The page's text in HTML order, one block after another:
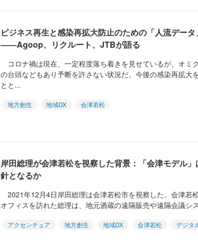
ビジネス再生と感染再拡大防止のための「人流データ
――Agoop、リクルート、JTBが語る
コロナ禍は現在、一定程度落ち着きを見せているが、オミ
の台頭などもあり予断を許さない状況だ。今後の感染再拡大
とと...
地方創生 地域DX
会津若松
岸田総理が会津若松を視察した背景：「会津モデル
針となるか
2021年12月4日岸田総理は会津若松市を視察した。会津若
オフィスを訪れた総理は、地元酒蔵の遠隔販売や遠隔会議シ
アクセンチュア 地方創生 地域DX 会津若松
デジタ